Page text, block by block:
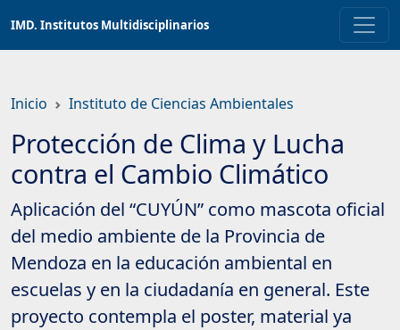
contenido
IMD. Institutos Multidisciplinarios
Inicio Instituto de Ciencias Ambientales
Protección de Clima y Lucha
contra el Cambio Climático
Aplicación del “CUYÚN” como mascota oficial
del medio ambiente de la Provincia de
Mendoza en la educación ambiental en
escuelas y en la ciudadanía en general. Este
proyecto contempla el poster, material ya